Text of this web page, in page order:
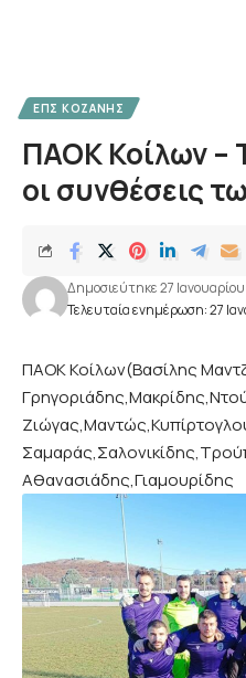
ΕΠΣ ΚΟΖΆΝΗΣ
ΠΑΟΚ Κοίλων –
οι συνθέσεις
Τελευταία ενημέρωση: 27
Δημοσιεύτηκε 27
ΠΑΟΚ Κοίλων(Βασίλης
Αθανασιάδης,Γιαμουρίδης